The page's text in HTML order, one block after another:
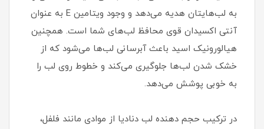
به لب‌هایتان هدیه می‌دهد و وجود ویتامین E به عنوان
آنتی اکسیدان قوی محافظ لب‌های شما است. همچنین
هیالورونیک اسید باعث آبرسانی لب‌ها می‌شود که از
خشک شدن لب‌ها جلوگیری می‌کند و خطوط روی لب را
به خوبی پوشش می‌دهد.
در ترکیب حجم دهنده لب دنادیا از موادی مانند فلفل،